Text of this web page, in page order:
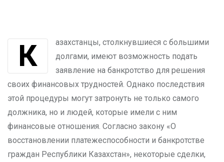
Казахстанцы, столкнувшиеся с большими
долгами, имеют возможность подать
заявление на банкротство для решения
своих финансовых трудностей. Однако последствия
этой процедуры могут затронуть не только самого
должника, но и людей, которые имели с ним
финансовые отношения. Согласно закону «О
восстановлении платежеспособности и банкротстве
граждан Республики Казахстан», некоторые сделки,